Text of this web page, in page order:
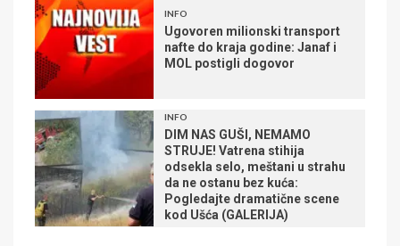
INFO
Ugovoren milionski transport
nafte do kraja godine: Janaf i
MOL postigli dogovor
INFO
DIM NAS GUŠI, NEMAMO
STRUJE! Vatrena stihija
odsekla selo, meštani u strahu
da ne ostanu bez kuća:
Pogledajte dramatične scene
kod Ušća (GALERIJA)